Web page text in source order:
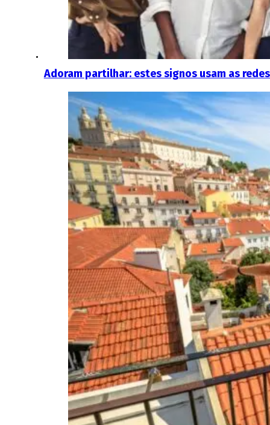
Adoram partilhar: estes signos usam as